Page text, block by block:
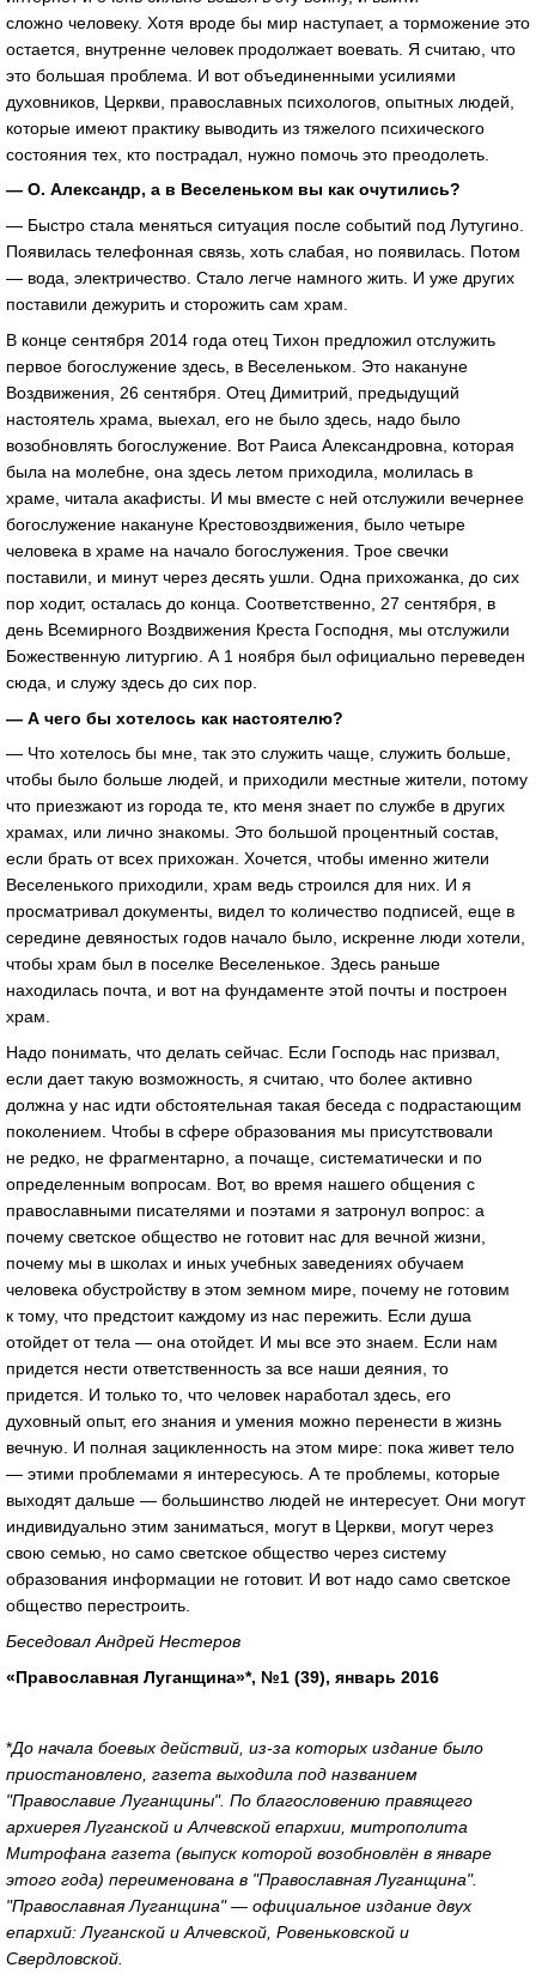
сложно человеку. Хотя вроде бы мир наступает, а торможение это
остается, внутренне человек продолжает воевать. Я считаю, что
это большая проблема. И вот объединенными усилиями
духовников, Церкви, православных психологов, опытных людей,
которые имеют практику выводить из тяжелого психического
состояния тех, кто пострадал, нужно помочь это преодолеть.
— О. Александр, а в Веселеньком вы как очутились?
— Быстро стала меняться ситуация после событий под Лутугино.
Появилась телефонная связь, хоть слабая, но появилась. Потом
— вода, электричество. Стало легче намного жить. И уже других
поставили дежурить и сторожить сам храм.
В конце сентября 2014 года отец Тихон предложил отслужить
первое богослужение здесь, в Веселеньком. Это накануне
Воздвижения, 26 сентября. Отец Димитрий, предыдущий
настоятель храма, выехал, его не было здесь, надо было
возобновлять богослужение. Вот Раиса Александровна, которая
была на молебне, она здесь летом приходила, молилась в
храме, читала акафисты. И мы вместе с ней отслужили вечернее
богослужение накануне Крестовоздвижения, было четыре
человека в храме на начало богослужения. Трое свечки
поставили, и минут через десять ушли. Одна прихожанка, до сих
пор ходит, осталась до конца. Соответственно, 27 сентября, в
день Всемирного Воздвижения Креста Господня, мы отслужили
Божественную литургию. А 1 ноября был официально переведен
сюда, и служу здесь до сих пор.
— А чего бы хотелось как настоятелю?
— Что хотелось бы мне, так это служить чаще, служить больше,
чтобы было больше людей, и приходили местные жители, потому
что приезжают из города те, кто меня знает по службе в других
храмах, или лично знакомы. Это большой процентный состав,
если брать от всех прихожан. Хочется, чтобы именно жители
Веселенького приходили, храм ведь строился для них. И я
просматривал документы, видел то количество подписей, еще в
середине девяностых годов начало было, искренне люди хотели,
чтобы храм был в поселке Веселенькое. Здесь раньше
находилась почта, и вот на фундаменте этой почты и построен
храм.
Надо понимать, что делать сейчас. Если Господь нас призвал,
если дает такую возможность, я считаю, что более активно
должна у нас идти обстоятельная такая беседа с подрастающим
поколением. Чтобы в сфере образования мы присутствовали
не редко, не фрагментарно, а почаще, систематически и по
определенным вопросам. Вот, во время нашего общения с
православными писателями и поэтами я затронул вопрос: а
почему светское общество не готовит нас для вечной жизни,
почему мы в школах и иных учебных заведениях обучаем
человека обустройству в этом земном мире, почему не готовим
к тому, что предстоит каждому из нас пережить. Если душа
отойдет от тела — она отойдет. И мы все это знаем. Если нам
придется нести ответственность за все наши деяния, то
придется. И только то, что человек наработал здесь, его
духовный опыт, его знания и умения можно перенести в жизнь
вечную. И полная зацикленность на этом мире: пока живет тело
— этими проблемами я интересуюсь. А те проблемы, которые
выходят дальше — большинство людей не интересует. Они могут
индивидуально этим заниматься, могут в Церкви, могут через
свою семью, но само светское общество через систему
образования информации не готовит. И вот надо само светское
общество перестроить.
Беседовал Андрей Нестеров
«Православная Луганщина»*, №1 (39), январь 2016
*До начала боевых действий, из-за которых издание было
приостановлено, газета выходила под названием
"Православие Луганщины". По благословению правящего
архиерея Луганской и Алчевской епархии, митрополита
Митрофана газета (выпуск которой возобновлён в январе
этого года) переименована в "Православная Луганщина".
"Православная Луганщина" — официальное издание двух
епархий: Луганской и Алчевской, Ровеньковской и
Свердловской.